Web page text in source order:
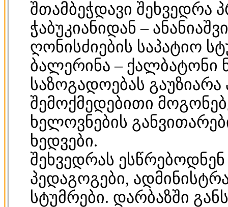
შთამბეჭდავი შეხვედრა
ჭაბუკიანიდან –
ღონისძიების საპატიო
ბალერინა – ქალბატონი
საზოგადოებას
შემოქმედებითი
ხელოვნების
ხედვები.
შეხვედრას
პედაგოგები,
სტუმრები. დარბაზში